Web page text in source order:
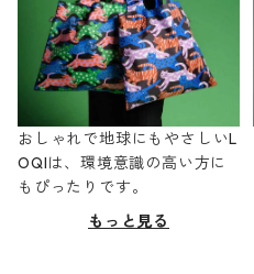
おしゃれで地球にもやさしいL
OQIは、環境意識の高い方に
もぴったりです。
もっと見る